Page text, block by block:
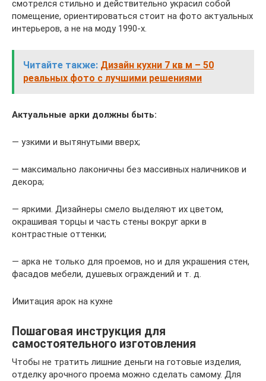
смотрелся стильно и действительно украсил собой
помещение, ориентироваться стоит на фото актуальных
интерьеров, а не на моду 1990-х.
Читайте также: Дизайн кухни 7 кв м – 50
реальных фото с лучшими решениями
Актуальные арки должны быть:
— узкими и вытянутыми вверх;
— максимально лаконичны без массивных наличников и
декора;
— яркими. Дизайнеры смело выделяют их цветом,
окрашивая торцы и часть стены вокруг арки в
контрастные оттенки;
— арка не только для проемов, но и для украшения стен,
фасадов мебели, душевых ограждений и т. д.
Имитация арок на кухне
Пошаговая инструкция для
самостоятельного изготовления
Чтобы не тратить лишние деньги на готовые изделия,
отделку арочного проема можно сделать самому. Для